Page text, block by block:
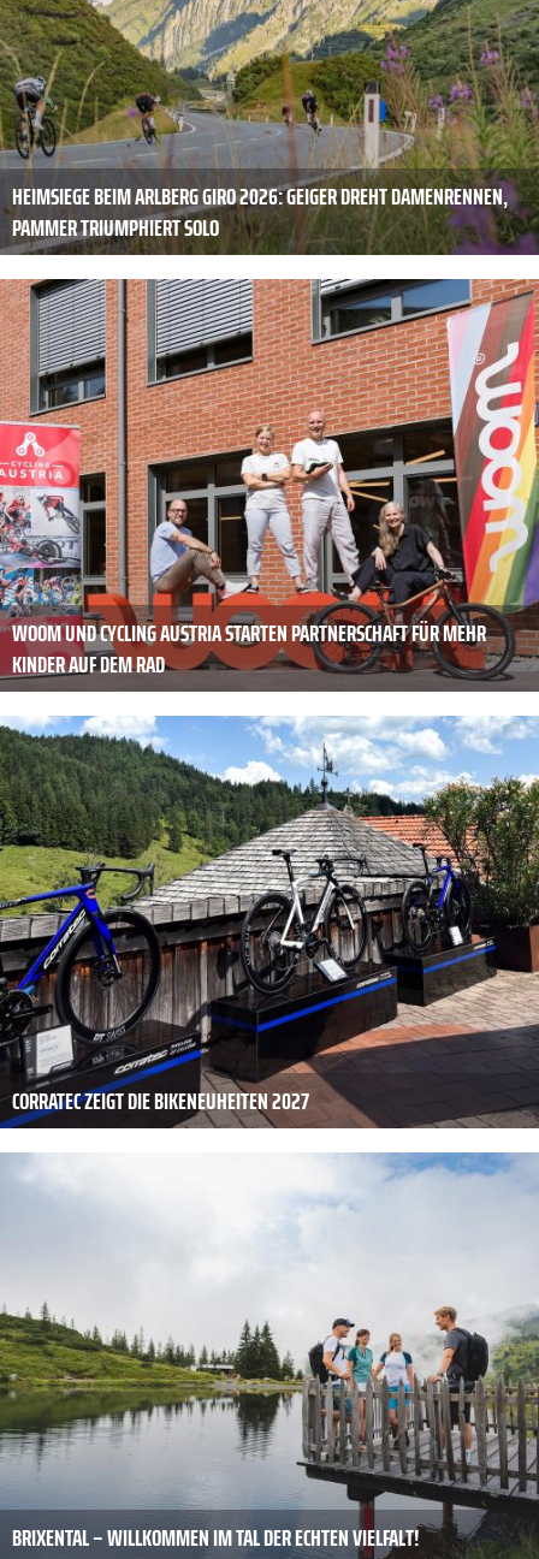
HEIMSIEGE BEIM ARLBERG GIRO 2026: GEIGER DREHT DAMENRENNEN,
PAMMER TRIUMPHIERT SOLO
WOOM UND CYCLING AUSTRIA STARTEN PARTNERSCHAFT FÜR MEHR
KINDER AUF DEM RAD
CORRATEC ZEIGT DIE BIKENEUHEITEN 2027
BRIXENTAL – WILLKOMMEN IM TAL DER ECHTEN VIELFALT!